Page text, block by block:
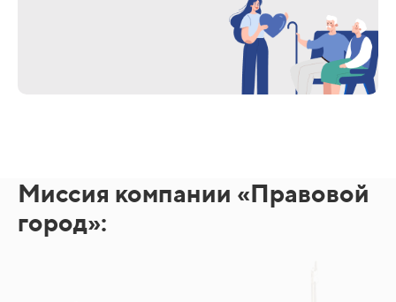
Миссия компании «Правовой
город»: